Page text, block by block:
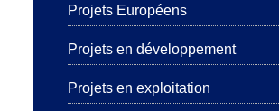
Projets Européens
Projets en développement
Projets en exploitation